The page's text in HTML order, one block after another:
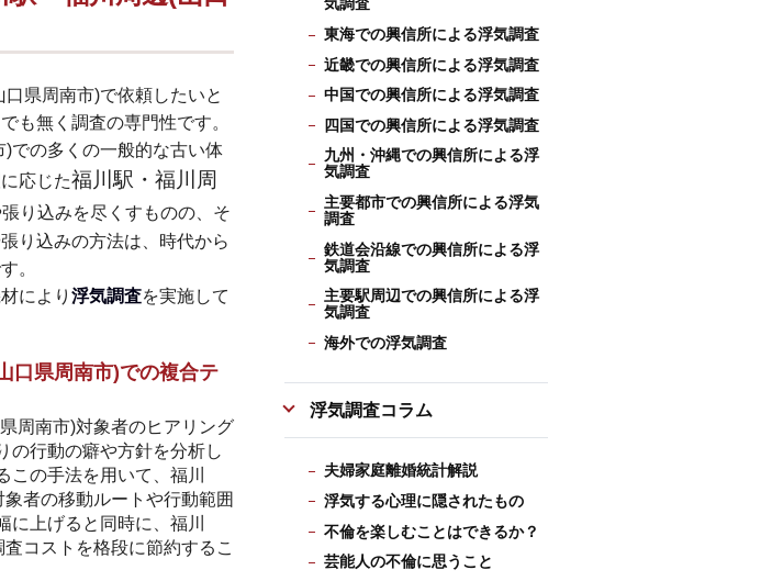
県周南市)で依頼したいと
も無く調査の専門性です。
での多くの一般的な古い体
応じた福川駅・福川周
り込みを尽くすものの、そ
り込みの方法は、時代から
。
により 浮気調査を実施して
口県周南市)での複合テ
周南市)対象者のヒアリング
の行動の癖や方針を分析し
この手法を用いて、福川
者の移動ルートや行動範囲
に上げると同時に、福川
コストを格段に節約するこ
気調査
東海での興信所による浮気調査
近畿での興信所による浮気調査
中国での興信所による浮気調査
四国での興信所による浮気調査
九州・沖縄での興信所による浮
気調査
主要都市での興信所による浮気
調査
鉄道会沿線での興信所による浮
気調査
主要駅周辺での興信所による浮
気調査
海外での浮気調査
浮気調査コラム
夫婦家庭離婚統計解説
浮気する心理に隠されたもの
不倫を楽しむことはできるか？
芸能人の不倫に思うこと